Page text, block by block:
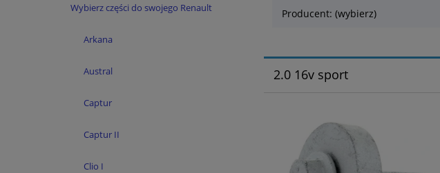
Wybierz części do swojego Renault
Arkana
Austral
Captur
Captur II
Clio I
Producent: (wybierz)
2.0 16v sport